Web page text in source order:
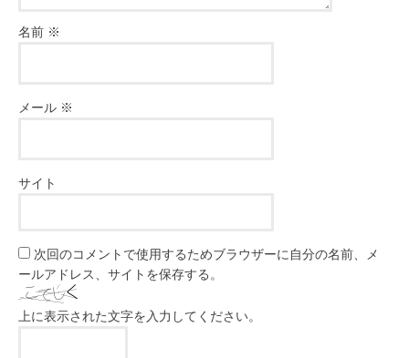
名前 ※
メール ※
サイト
次回のコメントで使用するためブラウザーに自分の名前、メ
ールアドレス、サイトを保存する。
上に表示された文字を入力してください。